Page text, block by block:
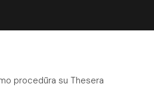
procedūra su Thesera